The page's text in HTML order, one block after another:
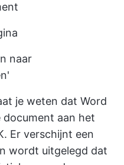
naar
je weten dat Word
aan het
Er verschijnt een
wordt uitgelegd dat